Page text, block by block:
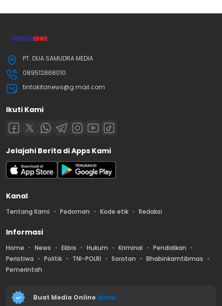
PT. DUA SAMUDRA MEDIA
089512868010
tintakitanews@g.mail.com
Ikuti Kami
Jelajahi Berita di Apps Kami
Kanal
Tentang Kami Pedoman Kode etik Redaksi
Informasi
Home News Ekbis Hukum Kriminal
Pendidikan
Peristiwa
Politik TNI-POLRI Sorotan
Bhabinkamtibmas
Pemerintah
Buat Media Online disini